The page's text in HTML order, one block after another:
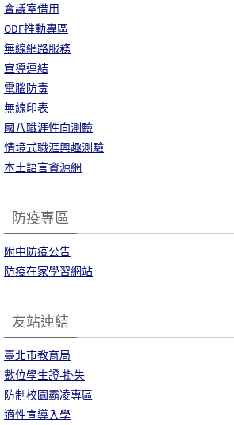
會議室借用
ODF推動專區
無線網路服務
宣導連結
電腦防毒
無線印表
國八職涯性向測驗
情境式職涯興趣測驗
本土語言資源網
防疫專區
附中防疫公告
防疫在家學習網站
友站連結
臺北市教育局
數位學生證-掛失
防制校園霸凌專區
適性宣導入學